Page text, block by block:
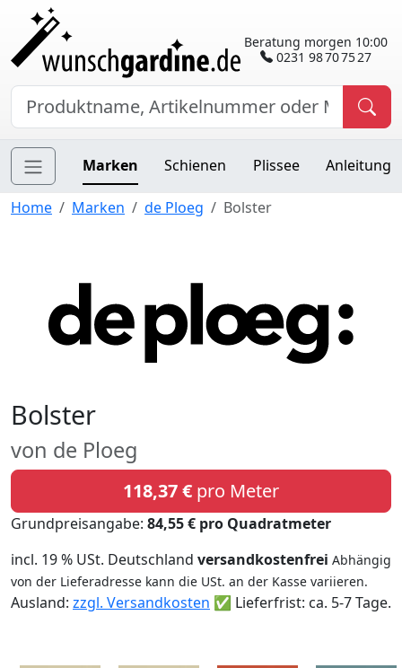
Beratung morgen 10:00
0231 98 70 75 27
Marken Schienen Plissee Anleitung
Home Marken de Ploeg Bolster
Bolster
von de Ploeg
118,37 € pro Meter
Grundpreisangabe: 84,55 € pro Quadratmeter
incl. 19 % USt. Deutschland versandkostenfrei Abhängig
von der Lieferadresse kann die USt. an der Kasse variieren.
Ausland: zzgl. Versandkosten ✅ Lieferfrist: ca. 5-7 Tage.